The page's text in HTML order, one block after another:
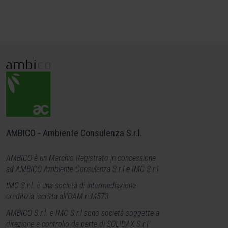
AMBICO - Ambiente Consulenza S.r.l.
AMBICO è un Marchio Registrato in concessione
ad AMBICO Ambiente Consulenza S.r.l e IMC S.r.l.
IMC S.r.l. è una società di intermediazione
creditizia iscritta all'OAM n.M573
AMBICO S.r.l. e IMC S.r.l sono società soggette a
direzione e controllo da parte di SOLIDAX S.r.l.